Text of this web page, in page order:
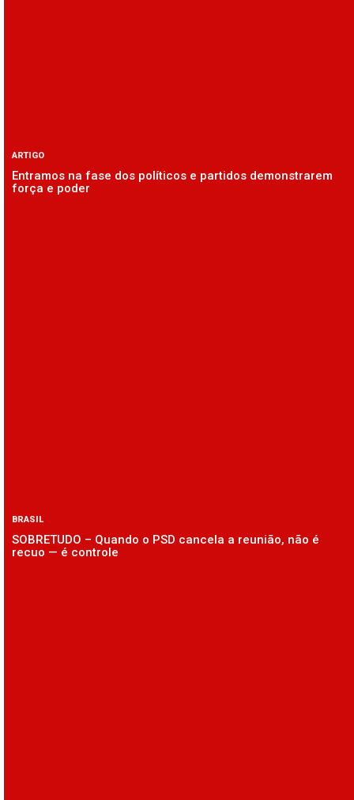
ARTIGO
Entramos na fase dos políticos e partidos demonstrarem
força e poder
BRASIL
SOBRETUDO – Quando o PSD cancela a reunião, não é
recuo — é controle